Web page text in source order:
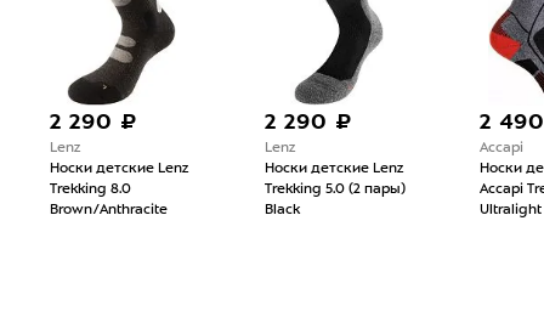
2 290 ₽
Lenz
Носки детские Lenz
Trekking 8.0
Brown/Anthracite
2 290 ₽
Lenz
Носки детские Lenz
Trekking 5.0 (2 пары)
Black
2
Accapi
Носки
Accapi
Ultralight